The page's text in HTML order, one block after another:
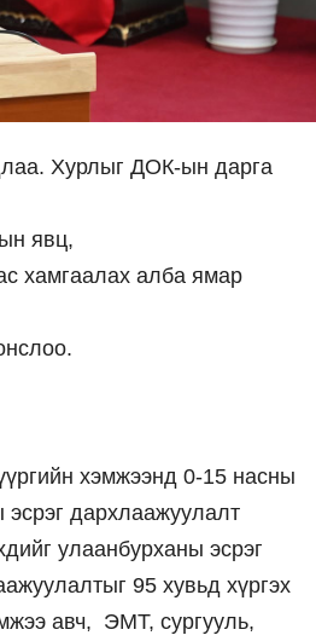
Хурлыг ДОК-ын дарга
явц,
хамгаалах алба ямар
хэмжээнд 0-15 насны
эсрэг дархлаажуулалт
улаанбурханы эсрэг
95 хувьд хүргэх
авч, ЭМТ, сургууль,